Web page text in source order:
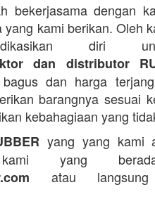
bekerjasama dengan
kami berikan. Oleh
diri
dan distributor
dan harga
barangnya sesuai
kebahagiaan yang
yang yang kami
yang
atau